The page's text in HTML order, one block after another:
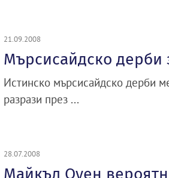
21.09.2008
Мърсисайдско дерби
Истинско мърсисайдско дерби
разрази през ...
28.07.2008
Майкъл Оуен